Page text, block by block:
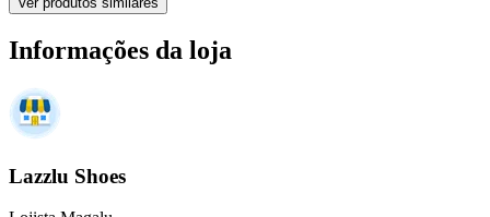
Informações da loja
Lazzlu Shoes